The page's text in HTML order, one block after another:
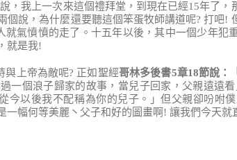
，我上一次來這個禮拜堂，到現在已經15年了
個說，為什麼還要聽這個笨蛋牧師講道呢? 打吧!
氣憤憤的走了。十五年以後，其中一個少年犯
就是我!
與上帝為敵呢? 正如聖經哥林多後書5章18節說 ：
一個浪子歸家的故事，當兒子回家，父親遠遠
今以後我不配稱為你的兒子。」但父親卻吩咐
一幅何等美麗丶父子和好的圖畫啊! 讓我們今天就